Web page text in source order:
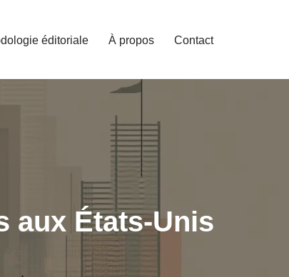
éditoriale À propos Contact
aux États-Unis